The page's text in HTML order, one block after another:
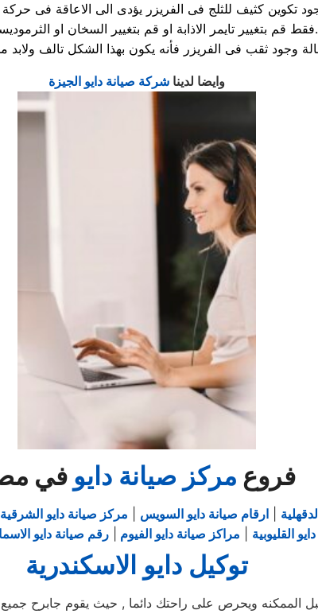
تكوين كثيف للثلج فى الفريزر يؤدى الى الاعاقة فى
فقط قم بتغيير تايمر الاذابة او قم بتغيير السخان او الثرموديسك.
وايضا لدينا شركة صيانة دايو الجيزة
فروع مركز صيانة دايو في
ارقام صيانة دايو السويس مركز صيانة دايو الشرقية
القليوبية مراكز صيانة دايو الفيوم |رقم صيانة دايو
توكيل دايو الاسكندرية
ويحرص على راحتك دائما , حيث يقوم جابرح جميع